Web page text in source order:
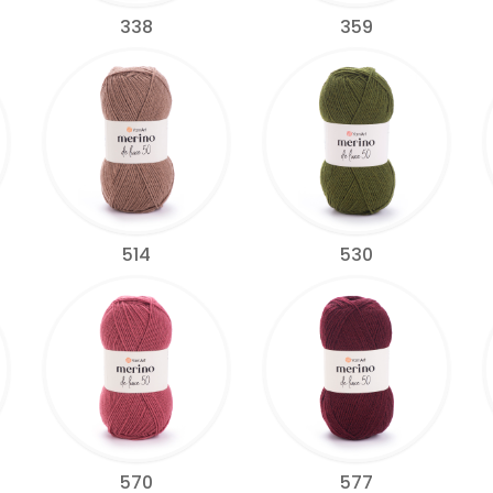
338 359
514 530
570 577